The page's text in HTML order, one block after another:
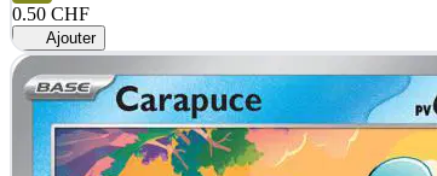
0.50 CHF
Ajouter